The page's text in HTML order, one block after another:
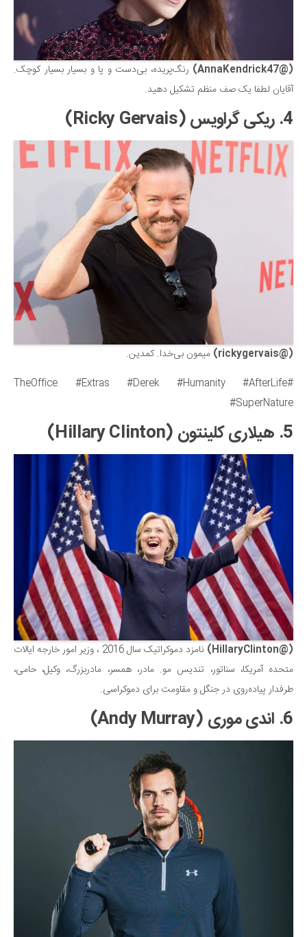
(@AnnaKendrick47)
رنگ‌پریده، بی‌دست و پا و بسیار بسیار کوچک.
آقایان لطفا یک صف منظم تشکیل دهید.
4. ریکی گراویس ( Ricky Gervais
)
(@rickygervais)
میمون بی‌خدا. کمدین.
#TheOffice #Extras #Derek #Humanity #AfterLife
#SuperNature
5. هیلاری کلینتون (Hillary Clinton)
(@HillaryClinton)
نامزد دموکراتیک سال 2016 ، وزیر امور خارجه ایالات
متحده آمریکا، سناتور، تندیس مو. مادر، همسر، مادربزرگ، وکیل، حامی،
طرفدار پیاده‌روی در جنگل و مقاومت برای دموکراسی.
6. اندی موری (Andy Murray)